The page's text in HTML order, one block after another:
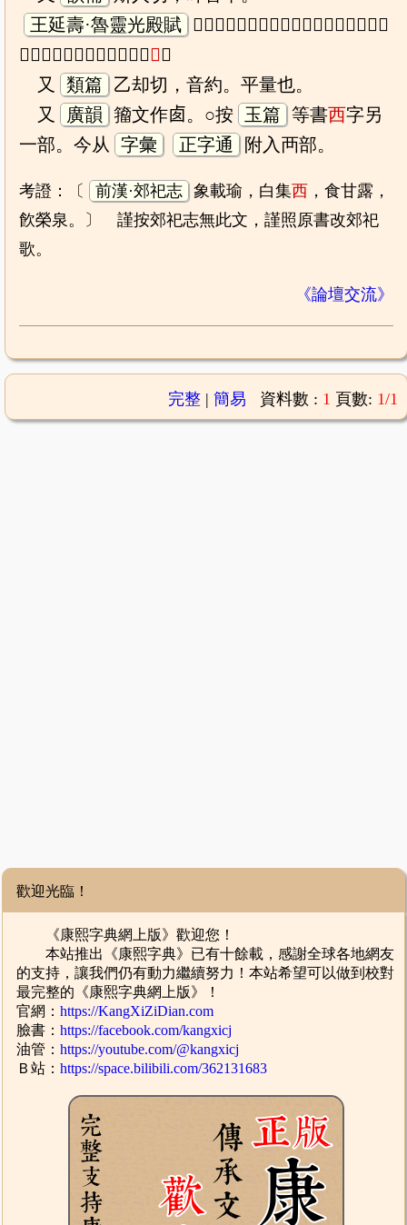
王延壽·魯靈光殿賦 𤣥醴騰湧於隂溝，甘露被宇而下臻。朱桂
黝鯈於南北，芝蘭阿那於東西。
又
類篇
乙却切，音約。平量也。
又
廣韻 籀文作𠧧。○按 玉篇 等書西字另
一部。今从
字彙 正字通 附入襾部。
考證：〔 前漢·郊祀志 象載瑜，白集西 ，食甘露，
飮榮泉。〕 謹按郊祀志無此文，謹照原書改郊祀
歌。
《論壇交流》
完整| 簡易 資料數 : 1 頁數: 1/1
歡迎光臨！
《康熙字典網上版》歡迎您！
本站推出《康熙字典》已有十餘載，感謝全球各地網友
的支持，讓我們仍有動力繼續努力！本站希望可以做到校對
最完整的《康熙字典網上版》！
官網：https://KangXiZiDian.com
臉書：https://facebook.com/kangxicj
油管：https://youtube.com/@kangxicj
Ｂ站：https://space.bilibili.com/362131683